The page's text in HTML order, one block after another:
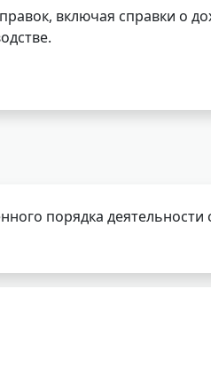
включая справки о
порядка деятельности